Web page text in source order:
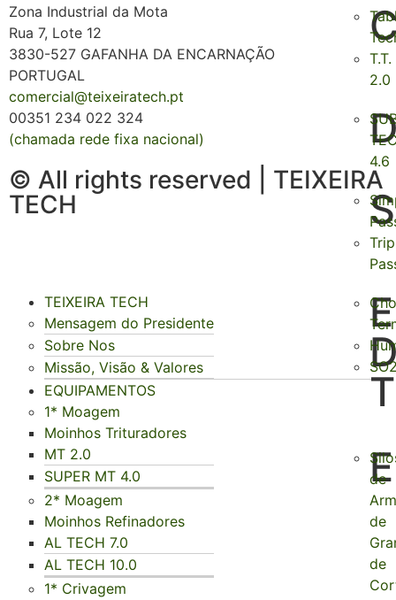
T.T.
2.0
4.6
de
de
de
Zona Industrial da Mota
Rua 7, Lote 12
3830-527 GAFANHA DA ENCARNAÇÃO
PORTUGAL
comercial@teixeiratech.pt
00351 234 022 324
(chamada rede fixa nacional)
© All rights reserved | TEIXEIRA
TECH
TEIXEIRA TECH
Mensagem do Presidente
Sobre Nos
Missão, Visão & Valores
EQUIPAMENTOS
1* Moagem
Moinhos Trituradores
MT 2.0
SUPER MT 4.0
2* Moagem
Moinhos Refinadores
AL TECH 7.0
AL TECH 10.0
1* Crivagem